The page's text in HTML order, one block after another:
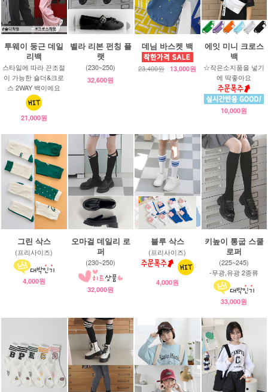
투웨이 둥근 데일
리백
스타일에 따라 끈조절
이 가능한 숄더&크로
스 2WAY 백이에요
21,000원
벨라 리본 펀칭 플
랫
(230~250)
32,600원
데님 바스켓 백
23,400원 13,000원
에잇 미니 크로스
백
☆작은소지품을 넣기
에 딱좋아요
10,000원
그린 삭스
(프리사이즈)
4,000원
오마걸 데일리 로
퍼
(230~250)
32,000원
블루 삭스
(프리사이즈)
4,000원
키높이 통굽 스쿨
로퍼
(225~245)
-무광,유광 2종류
33,000원